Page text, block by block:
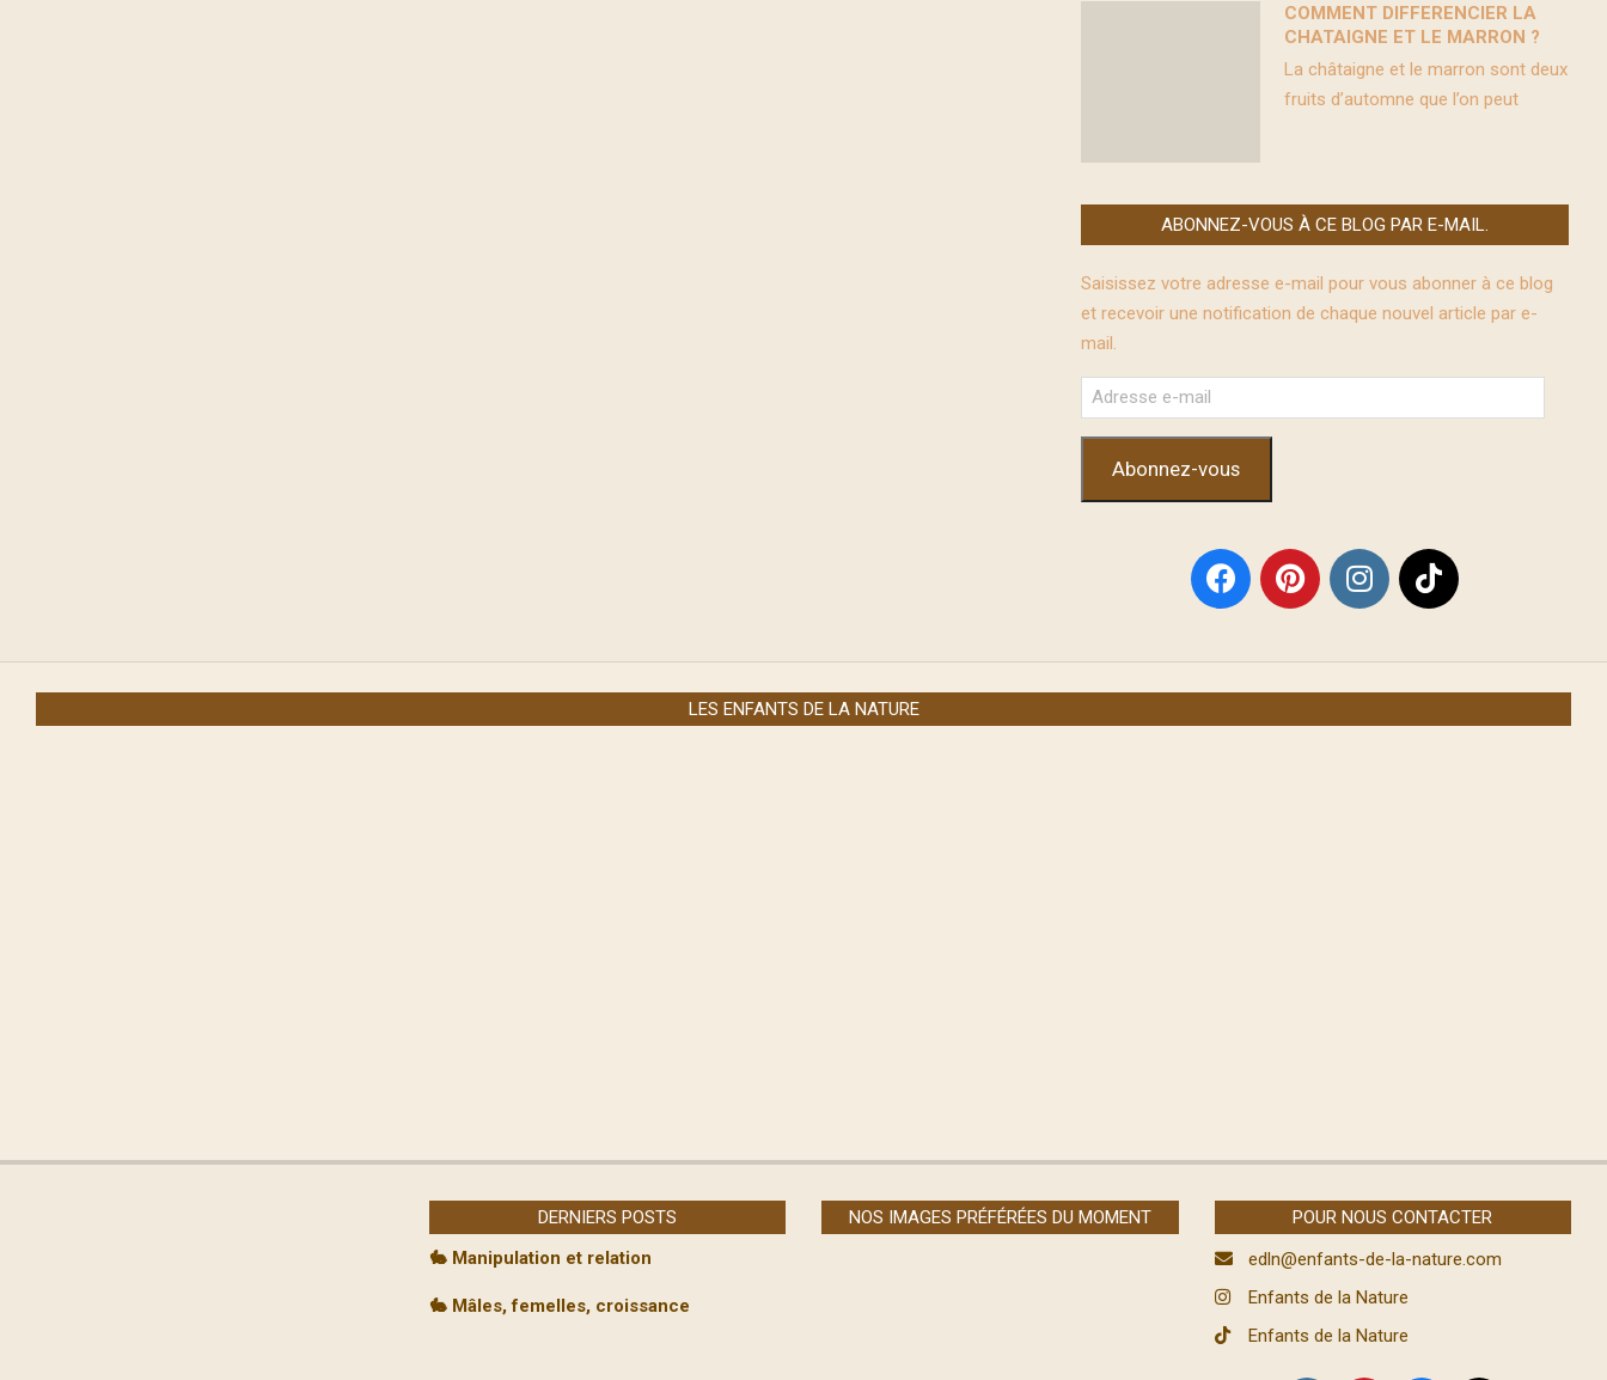
COMMENT DIFFERENCIER LA
CHATAIGNE ET LE MARRON ?
La châtaigne et le marron sont deux
fruits d’automne que l’on peut
ABONNEZ-VOUS À CE BLOG PAR E-MAIL.
Saisissez votre adresse e-mail pour vous abonner à ce blog
et recevoir une notification de chaque nouvel article par e-
mail.
Adresse
e-
mail
Abonnez-vous
LES ENFANTS DE LA NATURE
DERNIERS POSTS
🐇 Manipulation et relation
🐇 Mâles, femelles, croissance
NOS IMAGES PRÉFÉRÉES DU MOMENT
POUR NOUS CONTACTER
edln@enfants-de-la-nature.com
Enfants de la Nature
Enfants de la Nature